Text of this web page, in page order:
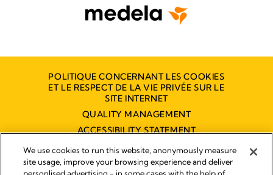
POLITIQUE CONCERNANT LES COOKIES
ET LE RESPECT DE LA VIE PRIVÉE SUR LE
SITE INTERNET
QUALITY MANAGEMENT
ACCESSIBILITY STATEMENT
NOUS CONTACTER
We use cookies to run this website, anonymously measure
site usage, improve your browsing experience and deliver